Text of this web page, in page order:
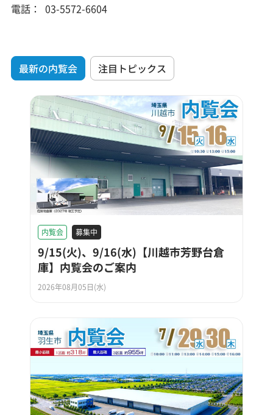
電話：
03-5572-6604
最新の内覧会 注目トピックス
内覧会 募集中
9/15(火)、9/16(水)【川越市芳野台倉
庫】内覧会のご案内
2026年08月05日(水)